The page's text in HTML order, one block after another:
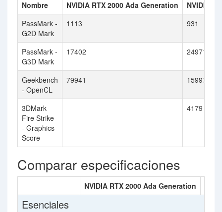
Nombre NVIDIA RTX 2000 Ada Generation
NVIDIA
PassMark -
G2D Mark
1113 931
PassMark -
G3D Mark
17402 24971
Geekbench
- OpenCL
79941 159976
3DMark
Fire Strike
- Graphics
Score
4179
Comparar especificaciones
NVIDIA RTX 2000 Ada Generation
Esenciales